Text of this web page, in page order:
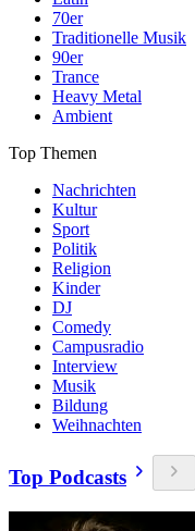
70er
Traditionelle Musik
90er
Trance
Heavy Metal
Ambient
Top Themen
Nachrichten
Kultur
Sport
Politik
Religion
Kinder
DJ
Comedy
Campusradio
Interview
Musik
Bildung
Weihnachten
Top Podcasts